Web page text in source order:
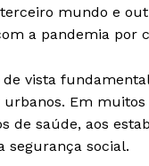
mundo e
a pandemia por
vista
Em muitos
de saúde, aos
segurança social.